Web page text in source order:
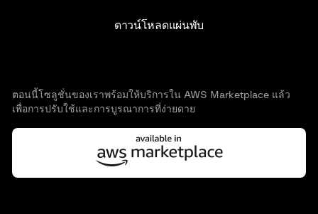
ดาวน์โหลดแผ่นพับ
ตอนนี้โซลูชั่นของเราพร้อมให้บริการใน AWS Marketplace แล้ว
เพื่อการปรับใช้และการบูรณาการที่ง่ายดาย